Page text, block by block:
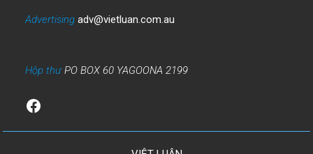
Advertising adv@vietluan.com.au
Hộp thưPO BOX 60 YAGOONA 2199
Facebook